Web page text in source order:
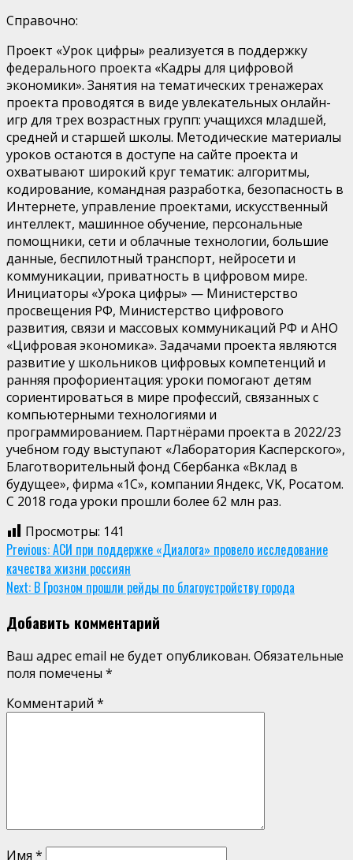
Справочно:
Проект «Урок цифры» реализуется в поддержку
федерального проекта «Кадры для цифровой
экономики». Занятия на тематических тренажерах
проекта проводятся в виде увлекательных онлайн-
игр для трех возрастных групп: учащихся младшей,
средней и старшей школы. Методические материалы
уроков остаются в доступе на сайте проекта и
охватывают широкий круг тематик: алгоритмы,
кодирование, командная разработка, безопасность в
Интернете, управление проектами, искусственный
интеллект, машинное обучение, персональные
помощники, сети и облачные технологии, большие
данные, беспилотный транспорт, нейросети и
коммуникации, приватность в цифровом мире.
Инициаторы «Урока цифры» — Министерство
просвещения РФ, Министерство цифрового
развития, связи и массовых коммуникаций РФ и АНО
«Цифровая экономика». Задачами проекта являются
развитие у школьников цифровых компетенций и
ранняя профориентация: уроки помогают детям
сориентироваться в мире профессий, связанных с
компьютерными технологиями и
программированием. Партнёрами проекта в 2022/23
учебном году выступают «Лаборатория Касперского»,
Благотворительный фонд Сбербанка «Вклад в
будущее», фирма «1С», компании Яндекс, VK, Росатом.
С 2018 года уроки прошли более 62 млн раз.
Просмотры: 141
Continue
Reading
Previous:АСИ при поддержке «Диалога» провело исследование
качества жизни россиян
Next: В Грозном прошли рейды по благоустройству города
Добавить комментарий
Ваш адрес email не будет опубликован. Обязательные
поля помечены *
Комментарий *
Имя *